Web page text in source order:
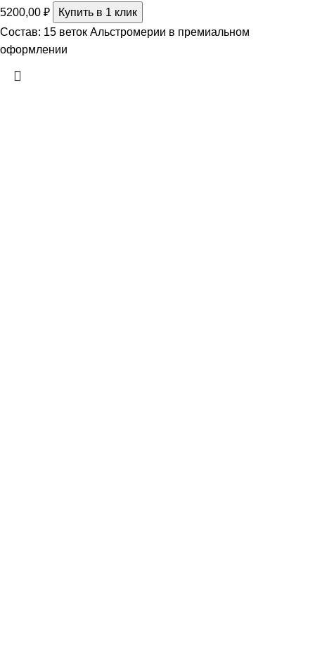
5200,00 ₽
Купить в 1 клик
Состав: 15 веток Альстромерии в премиальном
оформлении